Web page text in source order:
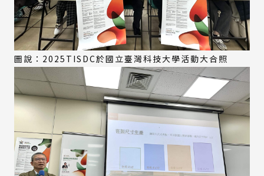
圖說：2025TISDC於國立臺灣科技大學活動大合照